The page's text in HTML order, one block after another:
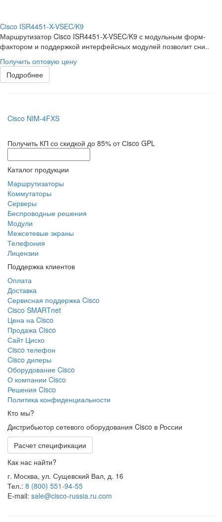
Cisco ISR4451-X-VSEC/K9
Маршрутизатор Cisco ISR4451-X-VSEC/K9 с модульным форм-
фактором и поддержкой интерфейсных модулей позволит сни..
Получить оптовую цену
Подробнее
Cisco NIM-4FXS
Получить КП со скидкой до 85% от Сisco GPL
Каталог продукции
Маршрутизаторы
Коммутаторы
Серверы
Беспроводные решения
Модули
Межсетевые экраны
Телефония
Лицензии
Поддержка клиентов
Оплата
Доставка
Сервисная поддержка Cisco
Cisco SMARTnet
Цена на Cisco
Продажа Cisco
Сайт Циско
Сisco телефон
Cisco дилеры
Оборудование Cisco
О компании Cisco
Решения Cisco
Политика конфиденциальности
Кто мы?
Дистрибьютор сетевого оборудования Cisco в России
Расчет спецификации
Как нас найти?
г. Москва, ул. Сущевский Вал, д. 16
Тел.: 8 (800) 551-94-55
E-mail: sale@cisco-russia.ru.com